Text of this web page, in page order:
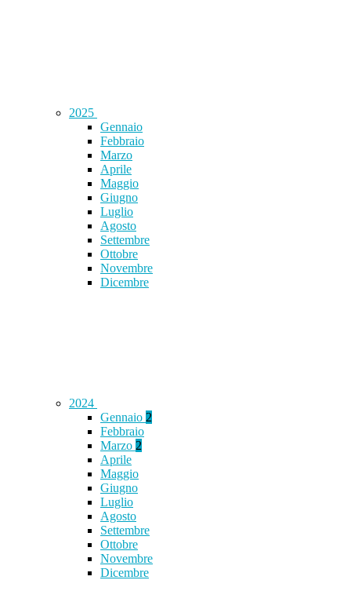
2025
Gennaio
Febbraio
Marzo
Aprile
Maggio
Giugno
Luglio
Agosto
Settembre
Ottobre
Novembre
Dicembre
2024
Gennaio 2
Febbraio
Marzo 2
Aprile
Maggio
Giugno
Luglio
Agosto
Settembre
Ottobre
Novembre
Dicembre